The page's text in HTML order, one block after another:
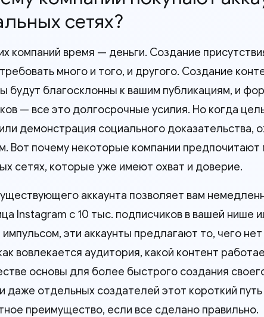
сетях?
компаний время — деньги. Создание
много и того, и другого. Создание
будут благосклонны к вашим публикациям, и
— все это долгосрочные усилия. Но когда
демонстрация социального доказательства,
Вот почему некоторые компании предпочитают
сетях, которые уже имеют охват и доверие.
аккаунта позволяет вам
Instagram с 10 тыс. подписчиков в вашей нише
эти аккаунты предлагают то, чего
вовлекается аудитория, какой контент
основы для более быстрого создания
даже отдельных создателей этот короткий
преимущество, если все сделано правильно.